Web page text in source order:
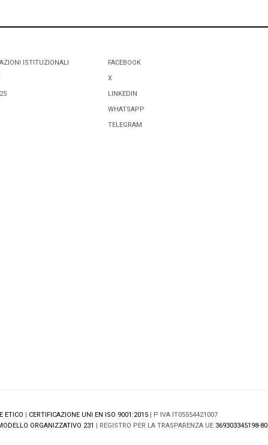
ISTITUZIONALI
FACEBOOK
X
LINKEDIN
WHATSAPP
TELEGRAM
ETICO | CERTIFICAZIONE UNI EN ISO 9001:2015| P IVA IT05554421007
ORGANIZZATIVO 231 | REGISTRO PER LA TRASPARENZA UE 369303345198-80